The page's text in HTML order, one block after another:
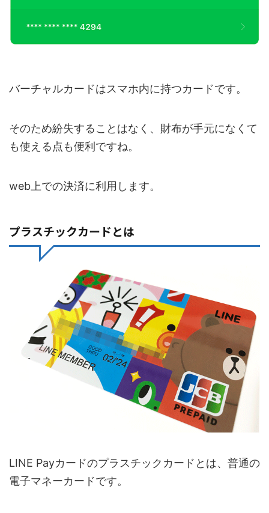
バーチャルカードはスマホ内に持つカードです。
そのため紛失することはなく、財布が手元になくて
も使える点も便利ですね。
web上での決済に利用します。
プラスチックカードとは
LINE Payカードのプラスチックカードとは、普通の
電子マネーカードです。